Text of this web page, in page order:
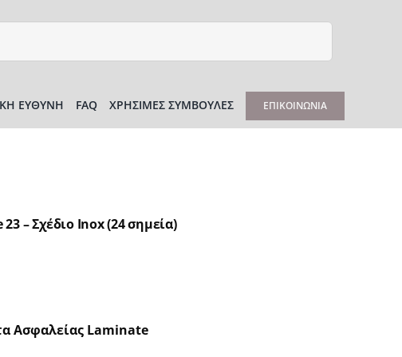
ΕΥΘΎΝΗ FAQ ΧΡΉΣΙΜΕΣ ΣΥΜΒΟΥΛΈΣ ΕΠΙΚΟΙΝΩΝΊΑ
– Σχέδιο Inox (24 σημεία)
Ασφαλείας Laminate